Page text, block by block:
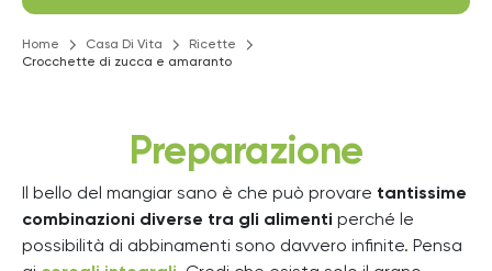
Home Casa Di Vita
Ricette
Crocchette di zucca e amaranto
Preparazione
Il bello del mangiar sano è che può provare tantissime
combinazioni diverse tra gli alimenti perché le
possibilità di abbinamenti sono davvero infinite. Pensa